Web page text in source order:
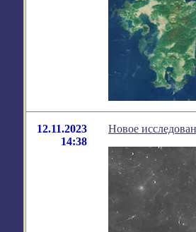
12.11.2023
14:38
Новое